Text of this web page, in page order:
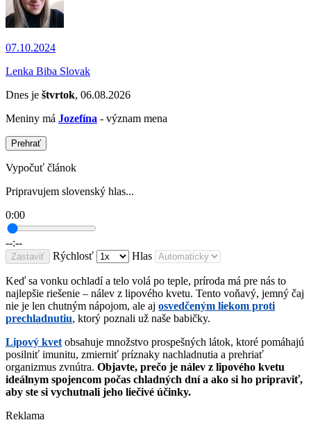
07.10.2024
Lenka Biba Slovak
Dnes je štvrtok, 06.08.2026
Meniny má Jozefína - význam mena
Prehrať
Vypočuť článok
Pripravujem slovenský hlas...
0:00
--:--
Zastaviť Rýchlosť Hlas
Keď sa vonku ochladí a telo volá po teple, príroda má pre nás to
najlepšie riešenie – nálev z lipového kvetu. Tento voňavý, jemný čaj
nie je len chutným nápojom, ale aj osvedčeným liekom proti
prechladnutiu, ktorý poznali už naše babičky.
Lipový kvetobsahuje množstvo prospešných látok, ktoré pomáhajú
posilniť imunitu, zmierniť príznaky nachladnutia a prehriať
organizmus zvnútra. Objavte, prečo je nálev z lipového kvetu
ideálnym spojencom počas chladných dní a ako si ho pripraviť,
aby ste si vychutnali jeho liečivé účinky.
Reklama